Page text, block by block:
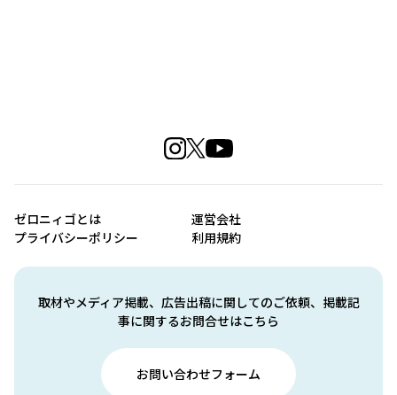
取材やメディア掲載、広告出稿に関してのご依頼、掲載記
事に関するお問合せはこちら
お問い合わせフォーム
ゼロニィゴとは
運営会社
プライバシーポリシー
利用規約